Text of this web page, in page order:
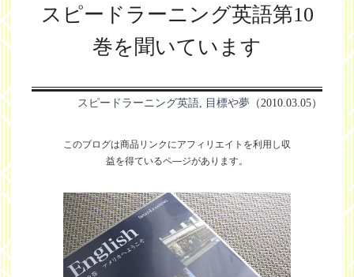
スピードラーニング英語第10
巻を聞いています
スピードラーニング英語, 目標や夢 （2010.03.05）
このブログは商品リンクにアフィリエイトを利用し収
益を得ているペ―ジがあります。